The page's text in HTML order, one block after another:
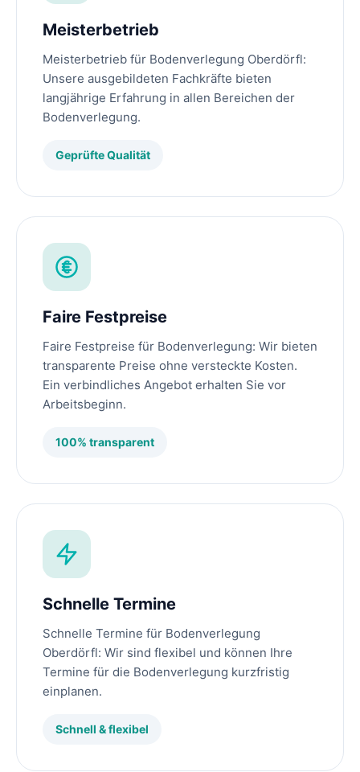
Meisterbetrieb
Meisterbetrieb für Bodenverlegung Oberdörfl:
Unsere ausgebildeten Fachkräfte bieten
langjährige Erfahrung in allen Bereichen der
Bodenverlegung.
Geprüfte Qualität
Faire Festpreise
Faire Festpreise für Bodenverlegung: Wir bieten
transparente Preise ohne versteckte Kosten.
Ein verbindliches Angebot erhalten Sie vor
Arbeitsbeginn.
100% transparent
Schnelle Termine
Schnelle Termine für Bodenverlegung
Oberdörfl: Wir sind flexibel und können Ihre
Termine für die Bodenverlegung kurzfristig
einplanen.
Schnell & flexibel